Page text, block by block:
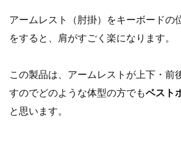
アームレスト（肘掛）をキーボードの
をすると、肩がすごく楽になります。
この製品は、アームレストが上下・前
すのでどのような体型の方でもベスト
と思います。